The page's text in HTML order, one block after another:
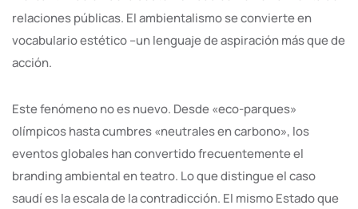
relaciones públicas. El ambientalismo se convierte en
vocabulario estético –un lenguaje de aspiración más que de
acción.
Este fenómeno no es nuevo. Desde «eco-parques»
olímpicos hasta cumbres «neutrales en carbono», los
eventos globales han convertido frecuentemente el
branding ambiental en teatro. Lo que distingue el caso
saudí es la escala de la contradicción. El mismo Estado que